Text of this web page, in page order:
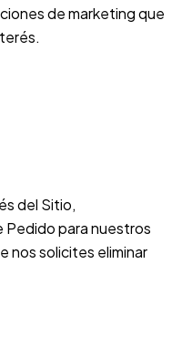
de marketing que
del Sitio,
para nuestros
nos solicites eliminar